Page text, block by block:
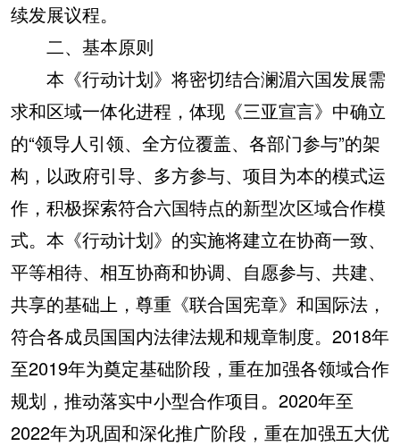
续发展议程。
二、基本原则
本《行动计划》将密切结合澜湄六国发展需
求和区域一体化进程，体现《三亚宣言》中确立
的“领导人引领、全方位覆盖、各部门参与”的架
构，以政府引导、多方参与、项目为本的模式运
作，积极探索符合六国特点的新型次区域合作模
式。本《行动计划》的实施将建立在协商一致、
平等相待、相互协商和协调、自愿参与、共建、
共享的基础上，尊重《联合国宪章》和国际法，
符合各成员国国内法律法规和规章制度。2018年
至2019年为奠定基础阶段，重在加强各领域合作
规划，推动落实中小型合作项目。2020年至
2022年为巩固和深化推广阶段，重在加强五大优